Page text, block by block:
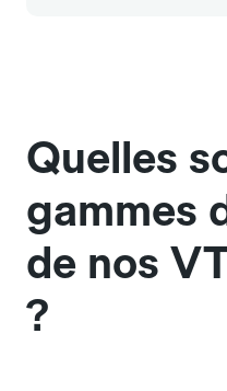
Quelles
gammes
de nos
?